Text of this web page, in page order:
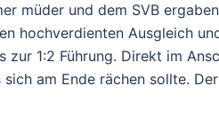
müder und dem SVB
hochverdienten Ausgleich
1:2 Führung. Direkt im
am Ende rächen sollte.